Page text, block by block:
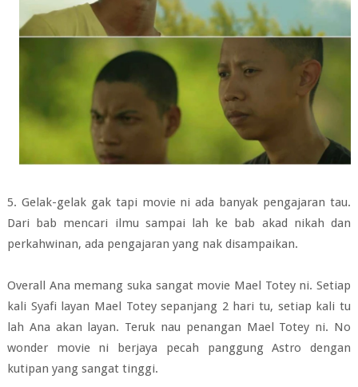
5. Gelak-gelak gak tapi movie ni ada banyak pengajaran tau.
Dari bab mencari ilmu sampai lah ke bab akad nikah dan
perkahwinan, ada pengajaran yang nak disampaikan.
Overall Ana memang suka sangat movie Mael Totey ni. Setiap
kali Syafi layan Mael Totey sepanjang 2 hari tu, setiap kali tu
lah Ana akan layan. Teruk nau penangan Mael Totey ni. No
wonder movie ni berjaya pecah panggung Astro dengan
kutipan yang sangat tinggi.